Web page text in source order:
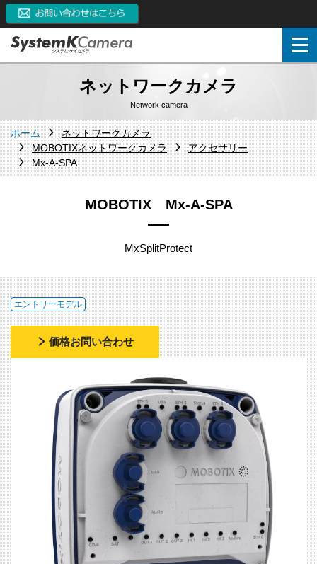
ネットワークカメラ
Network camera
ホーム
ネットワークカメラ
MOBOTIXネットワークカメラ
アクセサリー
Mx-A-SPA
MOBOTIX Mx-A-SPA
MxSplitProtect
エントリーモデル
価格お問い合わせ